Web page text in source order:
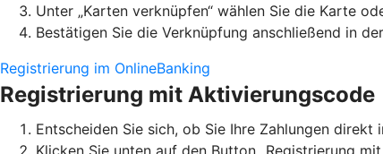
Unter „Karten verknüpfen“ wählen Sie die Karte
Bestätigen Sie die Verknüpfung anschließend in
Registrierung im OnlineBanking
Registrierung mit Aktivierungscode
Entscheiden Sie sich, ob Sie Ihre Zahlungen
Klicken Sie unten auf den Button „Registrierung